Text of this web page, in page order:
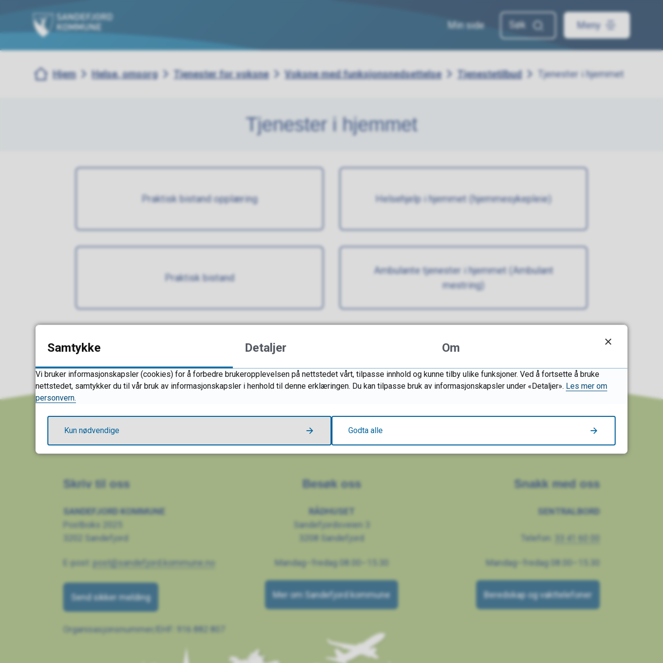
Min side Meny
Du er her:
Hjem Helse, omsorg Tjenester for voksne Voksne med funksjonsnedsettelse Tjenestetilbud Tjenester i hjemmet
Tjenester i hjemmet
Praktisk bistand opplæring Helsehjelp i hjemmet (hjemmesykepleie)
Praktisk bistand
Ambulante tjenester i hjemmet (Ambulant
mestring)
Skriv til oss
SANDEFJORD KOMMUNE
Postboks 2025
3202 Sandefjord
E-post: post@sandefjord.kommune.no
Send sikker melding
Organisasjonsnummer/EHF: 916 882 807
Besøk oss
RÅDHUSET
Sandefjordsveien 3
3208 Sandefjord
Mandag–fredag 08.00–15.30
Mer om Sandefjord kommune
Snakk med oss
SENTRALBORD
Telefon:
Mandag–fredag 08.00–15.30
Beredskap og vakttelefoner
Samtykke Detaljer Om
Vi bruker informasjonskapsler (cookies) for å forbedre brukeropplevelsen på nettstedet vårt, tilpasse innhold og kunne tilby ulike funksjoner. Ved å fortsette å bruke
nettstedet, samtykker du til vår bruk av informasjonskapsler i henhold til denne erklæringen. Du kan tilpasse bruk av informasjonskapsler under «Detaljer». Les mer om
personvern.
Kun nødvendige Godta alle